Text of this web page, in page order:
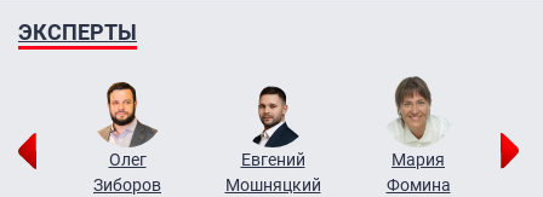
ЭКСПЕРТЫ
Олег
Зиборов
Евгений
Мошняцкий
Мария
Фомина